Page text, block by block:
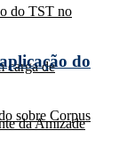
do